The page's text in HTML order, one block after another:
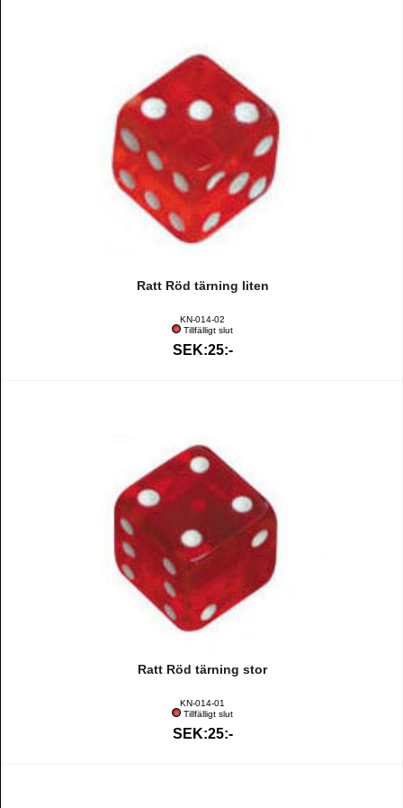
Ratt Röd tärning liten
KN-014-02
Tillfälligt slut
SEK:25:-
Ratt Röd tärning stor
KN-014-01
Tillfälligt slut
SEK:25:-